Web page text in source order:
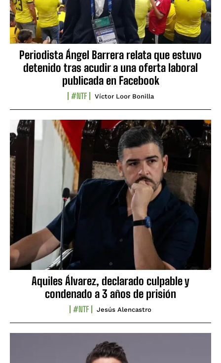
Periodista Ángel Barrera relata que estuvo
detenido tras acudir a una oferta laboral
publicada en Facebook
#NTF Víctor Loor Bonilla
Aquiles Álvarez, declarado culpable y
condenado a 3 años de prisión
#NTF Jesús Alencastro